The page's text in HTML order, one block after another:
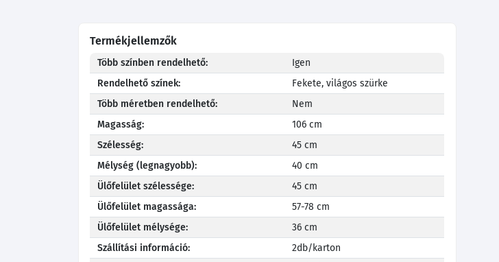
Termékjellemzők
Több színben rendelhető:
Igen
Rendelhető színek:
Fekete, világos szürke
Több méretben rendelhető:
Nem
Magasság:
106 cm
Szélesség:
45 cm
Mélység (legnagyobb):
40 cm
Ülőfelület szélessége:
45 cm
Ülőfelület magassága:
57-78 cm
Ülőfelület mélysége:
36 cm
Szállítási információ:
2db/karton